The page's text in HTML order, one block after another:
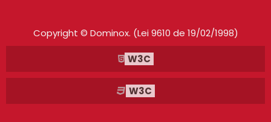
ARMÁRIO DE AÇO REFORÇADO SOROCABA
ARMÁRIO DE AÇO DIADEMA
COMPRAR ESTANTE DE AÇO JABAQUARA
Copyright © Dominox. (Lei 9610 de 19/02/1998)
W3C
W3C